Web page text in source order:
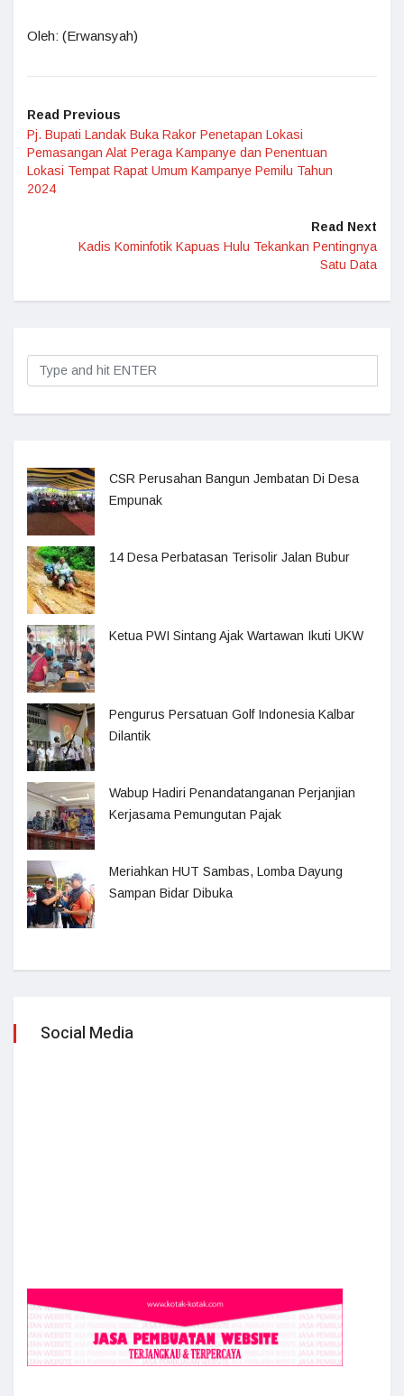
Oleh: (Erwansyah)
Read Previous
Pj. Bupati Landak Buka Rakor Penetapan Lokasi
Pemasangan Alat Peraga Kampanye dan Penentuan
Lokasi Tempat Rapat Umum Kampanye Pemilu Tahun
2024
Read Next
Kadis Kominfotik Kapuas Hulu Tekankan Pentingnya
Satu Data
CSR Perusahan Bangun Jembatan Di Desa
Empunak
14 Desa Perbatasan Terisolir Jalan Bubur
Ketua PWI Sintang Ajak Wartawan Ikuti UKW
Pengurus Persatuan Golf Indonesia Kalbar
Dilantik
Wabup Hadiri Penandatanganan Perjanjian
Kerjasama Pemungutan Pajak
Meriahkan HUT Sambas, Lomba Dayung
Sampan Bidar Dibuka
Social Media